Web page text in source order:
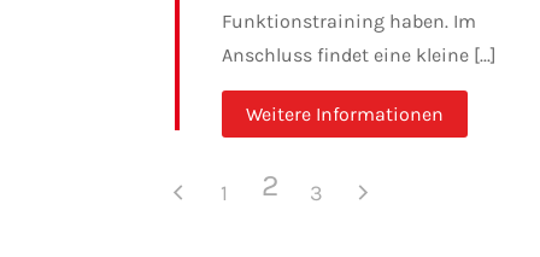
Funktionstraining haben. Im
Anschluss findet eine kleine [...]
Weitere Informationen
1 2 3